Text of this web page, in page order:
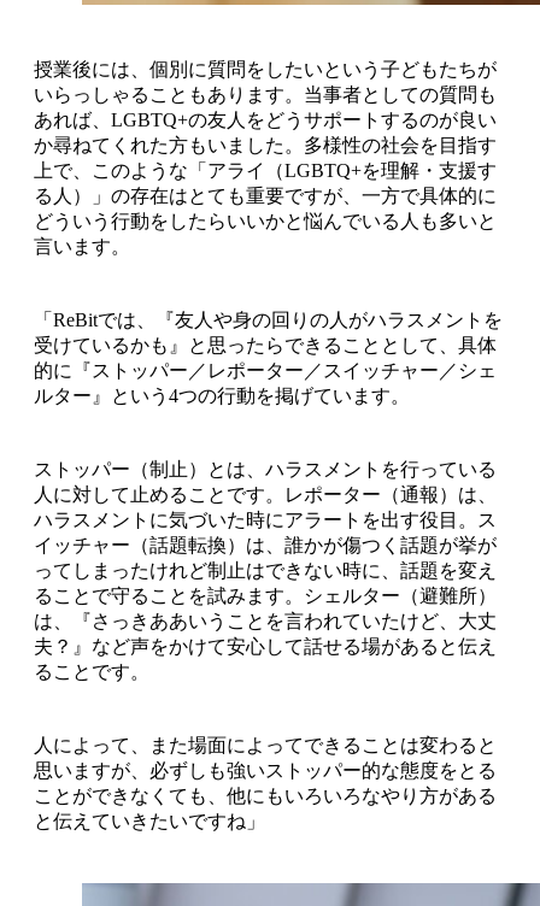
授業後には、個別に質問をしたいという子どもたちが
いらっしゃることもあります。当事者としての質問も
あれば、LGBTQ+の友人をどうサポートするのが良い
か尋ねてくれた方もいました。多様性の社会を目指す
上で、このような「アライ（LGBTQ+を理解・支援す
る人）」の存在はとても重要ですが、一方で具体的に
どういう行動をしたらいいかと悩んでいる人も多いと
言います。
「ReBitでは、『友人や身の回りの人がハラスメントを
受けているかも』と思ったらできることとして、具体
的に『ストッパー／レポーター／スイッチャー／シェ
ルター』という4つの行動を掲げています。
ストッパー（制止）とは、ハラスメントを行っている
人に対して止めることです。レポーター（通報）は、
ハラスメントに気づいた時にアラートを出す役目。ス
イッチャー（話題転換）は、誰かが傷つく話題が挙が
ってしまったけれど制止はできない時に、話題を変え
ることで守ることを試みます。シェルター（避難所）
は、『さっきああいうことを言われていたけど、大丈
夫？』など声をかけて安心して話せる場があると伝え
ることです。
人によって、また場面によってできることは変わると
思いますが、必ずしも強いストッパー的な態度をとる
ことができなくても、他にもいろいろなやり方がある
と伝えていきたいですね」